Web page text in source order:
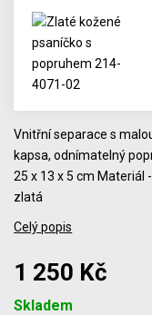
Vnitřní separace s
kapsa, odnímatelný
25 x 13 x 5 cm Materiál
zlatá
Celý popis
1 250 Kč
Skladem